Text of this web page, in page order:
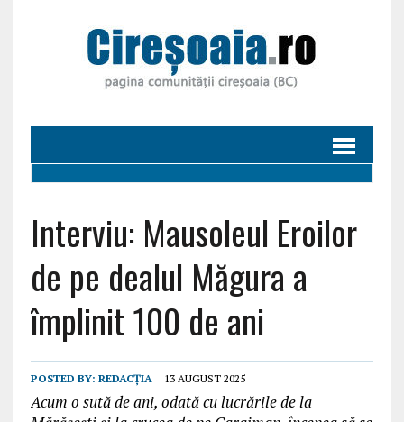
Interviu: Mausoleul Eroilor
de pe dealul Măgura a
împlinit 100 de ani
POSTED BY: REDACȚIA 13 AUGUST 2025
Acum o sută de ani, odată cu lucrările de la